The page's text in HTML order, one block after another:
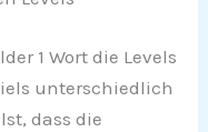
1 Wort die Levels
unterschiedlich
dass die